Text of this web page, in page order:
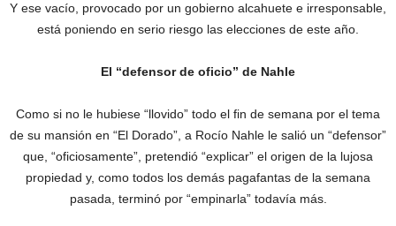
Y ese vacío, provocado por un gobierno alcahuete e irresponsable,
está poniendo en serio riesgo las elecciones de este año.
El “defensor de oficio” de Nahle
Como si no le hubiese “llovido” todo el fin de semana por el tema
de su mansión en “El Dorado”, a Rocío Nahle le salió un “defensor”
que, “oficiosamente”, pretendió “explicar” el origen de la lujosa
propiedad y, como todos los demás pagafantas de la semana
pasada, terminó por “empinarla” todavía más.